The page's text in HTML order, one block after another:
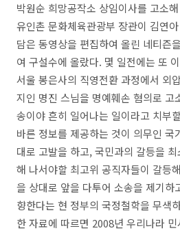
박원순 희망공작소 상임이사를 고소
유인촌 문화체육관광부 장관이 김연
담은 동영상을 편집하여 올린 네티즌
여 구설수에 올랐다. 몇 일전에는 또
서울 봉은사의 직영전환 과정에서 외
지인 명진 스님을 명예훼손 혐의로 고
송이야 흔히 일어나는 일이라고 치부
바른 정보를 제공하는 것이 의무인 국
대로 고발을 하고,국민과의 갈등을
해 나서야할 최고위 공직자들이 갈등
을 상대로 앞을 다투어 소송을 제기하
향한다는 현 정부의 국정철학을 무색
한 자료에 따르면 2008년 우리나라